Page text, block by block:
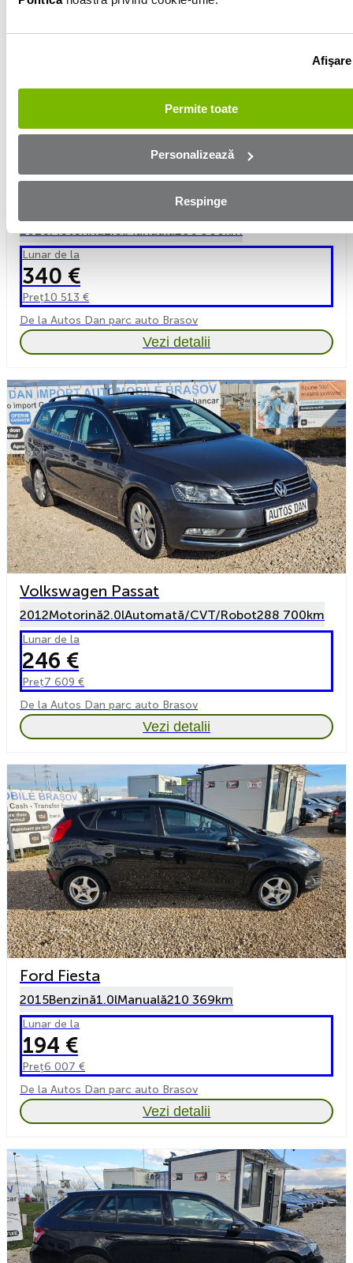
Afişare
Permite toate
Personalizează
Respinge
2016Motorină1.6lManuală286 900km
Lunar de la
340 €
Preț10 513 €
De la Autos Dan parc auto Brasov
Vezi detalii
Volkswagen Passat
2012Motorină2.0lAutomată/CVT/Robot288 700km
Lunar de la
246 €
Preț7 609 €
De la Autos Dan parc auto Brasov
Vezi detalii
Ford Fiesta
2015Benzină1.0lManuală210 369km
Lunar de la
194 €
Preț6 007 €
De la Autos Dan parc auto Brasov
Vezi detalii